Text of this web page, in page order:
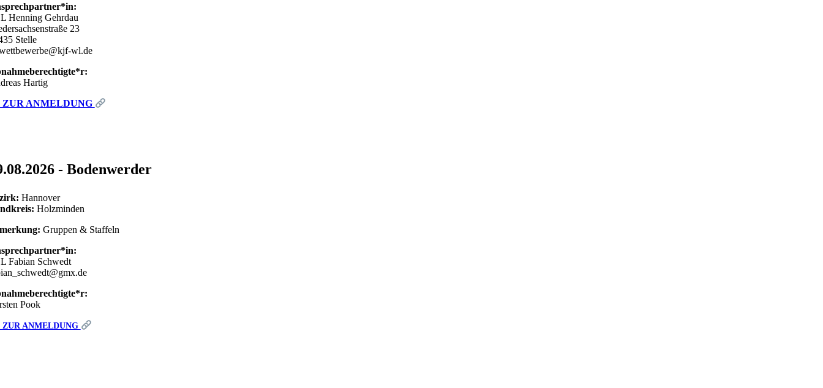
Henning Gehrdau
23
Stelle
wl.de
Hartig
ZUR ANMELDUNG
- Bodenwerder
Hannover
Holzminden
Gruppen & Staffeln
Fabian Schwedt
Pook
ZUR ANMELDUNG